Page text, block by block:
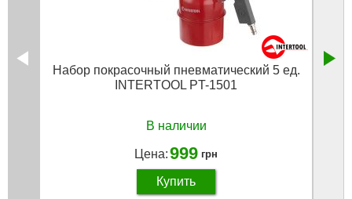
Набор покрасочный пневматический 5 ед.
INTERTOOL PT-1501
В наличии
Цена:999 грн
Купить